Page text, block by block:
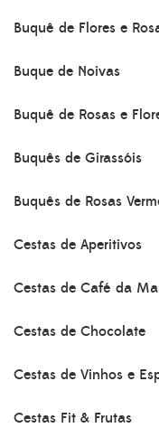
Buquê de Flores e
Buque de Noivas
Buquê de Rosas e
Buquês de Girassóis
Buquês de Rosas
Cestas de Aperitivos
Cestas de Café da
Cestas de Chocolate
Cestas de Vinhos e
Cestas Fit & Frutas